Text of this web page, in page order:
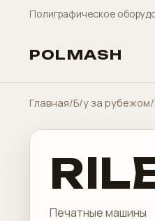
Полиграфическое
POLMASH
Главная/Б/у за рубежом/
Печатные машины